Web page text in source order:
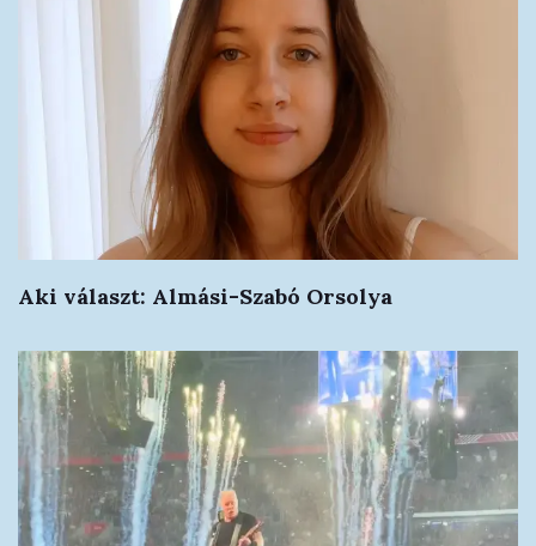
Aki választ: Almási-Szabó Orsolya